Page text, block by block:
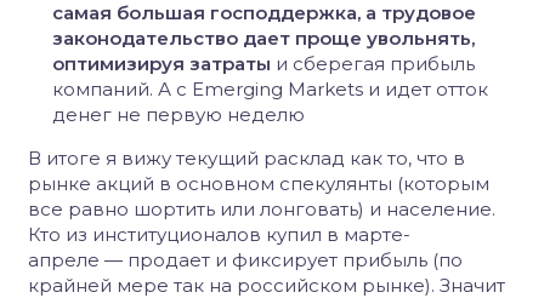
самая большая господдержка, а трудовое
законодательство дает проще увольнять,
оптимизируя затраты и сберегая прибыль
компаний. А с Emerging Markets и идет отток
денег не первую неделю
В итоге я вижу текущий расклад как то, что в
рынке акций в основном спекулянты (которым
все равно шортить или лонговать) и население.
Кто из институционалов купил в марте-
апреле — продает и фиксирует прибыль (по
крайней мере так на российском рынке). Значит